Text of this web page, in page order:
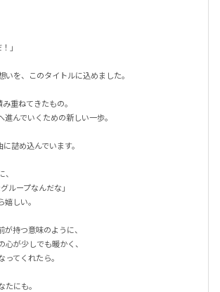
」
いを、このタイトルに込めました。
重ねてきたもの。
進んでいくための新しい一歩。
詰め込んでいます。
、
ループなんだな」
嬉しい。
が持つ意味のように、
心が少しでも暖かく、
ってくれたら。
たにも。